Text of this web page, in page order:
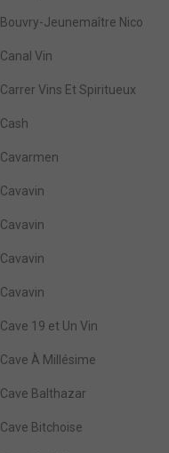
Bouvry-Jeunemaître Nico
Canal Vin
Carrer Vins Et Spiritueux
Cash
Cavarmen
Cavavin
Cavavin
Cavavin
Cavavin
Cave 19 et Un Vin
Cave À Millésime
Cave Balthazar
Cave Bitchoise